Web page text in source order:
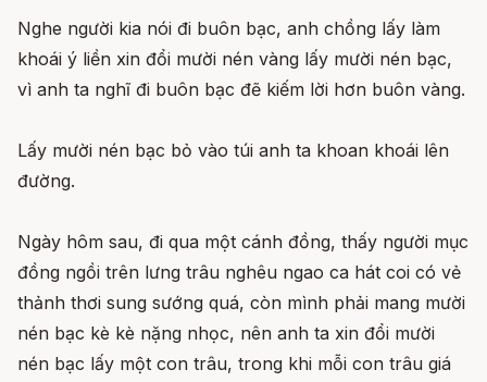
Nghe người kia nói đi buôn bạc, anh chồng lấy làm
khoái ý liền xin đổi mười nén vàng lấy mười nén bạc,
vì anh ta nghĩ đi buôn bạc đẽ kiếm lời hơn buôn vàng.
Lấy mười nén bạc bỏ vào túi anh ta khoan khoái lên
đường.
Ngày hôm sau, đi qua một cánh đồng, thấy người mục
đồng ngồi trên lưng trâu nghêu ngao ca hát coi có vẻ
thảnh thơi sung sướng quá, còn mình phải mang mười
nén bạc kè kè nặng nhọc, nên anh ta xin đổi mười
nén bạc lấy một con trâu, trong khi mỗi con trâu giá